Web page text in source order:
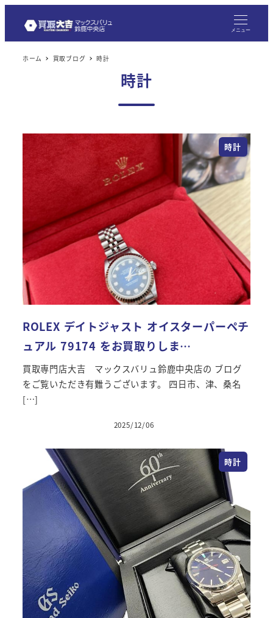
メニュー
ホーム 買取ブログ 時計
時計
時計
ROLEX デイトジャスト オイスターパーペチ
ュアル 79174 をお買取りしま…
買取専門店大吉 マックスバリュ鈴鹿中央店の ブログ
をご覧いただき有難うございます。 四日市、津、桑名
[…]
投稿日
2025/12/06
時計